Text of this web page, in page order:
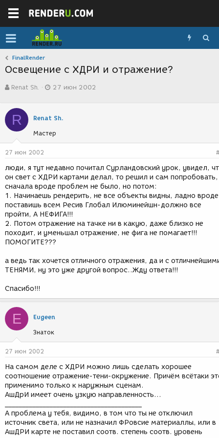
FinalRender
Освещение с ХДРИ и отражение?
в
о
р
т
е
м
ы
Renat Sh.
а
с
з
д
и
я
27 июн 2002
R Renat Sh.
Мастер
27 июн 2002
люди, я тут недавно почитал Сурландовский урок, увидел,
он свет с ХДРИ картами делал, то решил и сам попробовать,
сначала вроде проблем не было, но потом:
1. Начинаешь рендерить, не все объекты видны, ладно вроде
поставишь всем Ресив Глобал Илюминейшн-должно все
пройти, А НЕФИГА!!!
2. Потом отражение на тачке ни в какую, даже близко не
походит, и уменьшал отражение, не фига не помагает!!!
ПОМОГИТЕ???
а ведь так хочется отличного отражения, да и с
ТЕНЯМИ, ну это уже другой вопрос..Жду ответа!!!
Спасибо!!!
E Eugeen
Знаток
27 июн 2002
На самом деле с ХДРИ можно лишь сделать хорошее
соотношение отражение-тени-окружение. Причём всётаки
применимо только к наружным сценам.
АшДрИ имеет очень узкую направленность...
А проблема у тебя, видимо, в том что ты не отключил
источник света, или не назначил ФРовсие материаллы, или в
АшДРИ карте не поставил соотв. степень соотв. уровень